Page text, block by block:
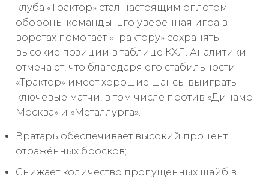
клуба «Трактор» стал настоящим оплотом
обороны команды. Его уверенная игра в
воротах помогает «Трактору» сохранять
высокие позиции в таблице КХЛ. Аналитики
отмечают, что благодаря его стабильности
«Трактор» имеет хорошие шансы выиграть
ключевые матчи, в том числе против «Динамо
Москва» и «Металлурга».
Вратарь обеспечивает высокий процент
отражённых бросков;
Снижает количество пропущенных шайб в